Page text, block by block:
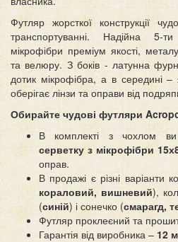
Футляр жорсткої конструкції
транспортуванні. Надійна 5-
мікрофібри преміум якості,
та велюру. З боків - латунна
дотик мікрофібра, а в середині –
оберігає лінзи та оправи від
Обирайте чудові футляри
В комплекті з чохлом
серветку з мікрофібри
оправ.
В продажі є різні варіанти
кораловий, вишневий),
(синій) і сонечко (смарагд,
Футляр проклеєний та
Гарантія від виробника – 12